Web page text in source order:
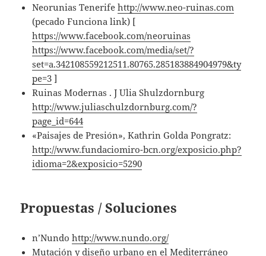
Neorunias Tenerifehttp://www.neo-ruinas.com
(pecado Funciona link) [
https://www.facebook.com/neoruinas
https://www.facebook.com/media/set/?
set=a.342108559212511.80765.285183884904979&ty
pe=3 ]
Ruinas Modernas . J Ulia Shulzdornburg
http://www.juliaschulzdornburg.com/?
page_id=644
«Paisajes de Presión», Kathrin Golda Pongratz:
http://www.fundaciomiro-bcn.org/exposicio.php?
idioma=2&exposicio=5290
Propuestas / Soluciones
n’Nundohttp://www.nundo.org/
Mutación y diseño urbano en el Mediterráneo